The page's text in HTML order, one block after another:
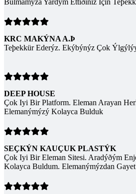
KRC MAKÝNA A.Þ
Teþekkür Ederýz. Ekýbýnýz Çok
DEEP HOUSE
Çok Iyi Bir Platform. Eleman Arayan
Elemanýmýzý Kolayca Bulduk
SEÇKÝN KAUÇUK PLASTÝK
Çok Iyi Bir Eleman Sitesi. Aradýðým
Kolayca Buldum. Elemanýmýzdan